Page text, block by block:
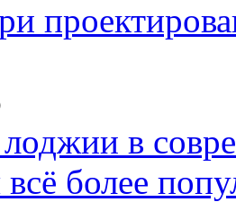
в
всё более